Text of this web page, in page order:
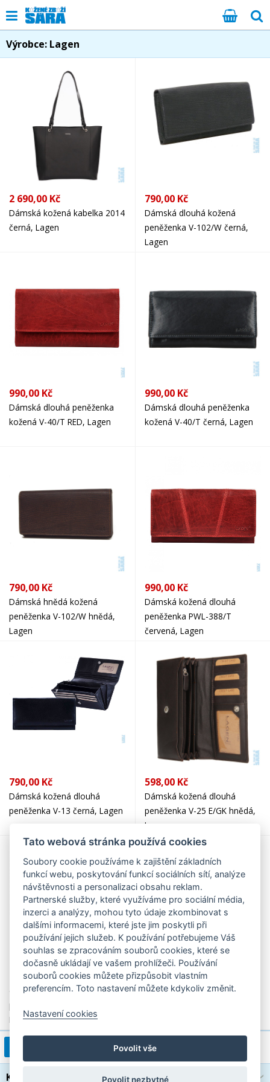
Výrobce: Lagen
2 690,00 Kč
Dámská kožená kabelka 2014
černá, Lagen
790,00 Kč
Dámská dlouhá kožená
peněženka V-102/W černá,
Lagen
990,00 Kč
Dámská dlouhá peněženka
kožená V-40/T RED, Lagen
990,00 Kč
Dámská dlouhá peněženka
kožená V-40/T černá, Lagen
790,00 Kč
Dámská hnědá kožená
peněženka V-102/W hnědá,
Lagen
990,00 Kč
Dámská kožená dlouhá
peněženka PWL-388/T
červená, Lagen
790,00 Kč
Dámská kožená dlouhá
peněženka V-13 černá, Lagen
598,00 Kč
Dámská kožená dlouhá
peněženka V-25 E/GK hnědá,
Lagen
790,00 Kč
dámská kožená dlouhá
peněženka w-2025 černá,
Lagen
990,00 Kč
Dámská kožená dlouhá
1 / 14
Kategorie
Tato webová stránka používá cookies
Soubory cookie používáme k zajištění základních
funkcí webu, poskytování funkcí sociálních sítí, analýze
návštěvnosti a personalizaci obsahu reklam.
Partnerské služby, které využíváme pro sociální média,
inzerci a analýzy, mohou tyto údaje zkombinovat s
dalšími informacemi, které jste jim poskytli při
používání jejich služeb. K používání potřebujeme Váš
souhlas se zpracováním souborů cookies, které se
dočasně ukládají ve vašem prohlížeči. Používání
souborů cookies můžete přizpůsobit vlastním
preferencím. Toto nastavení můžete kdykoliv změnit.
Nastavení cookies
Povolit vše
Povolit nezbytné